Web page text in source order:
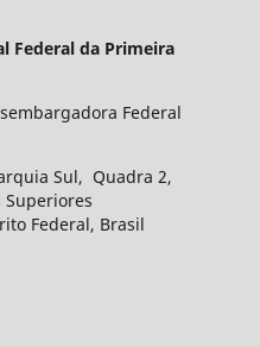
Federal da Primeira
Federal
Sul, Quadra 2,
Superiores
Federal, Brasil